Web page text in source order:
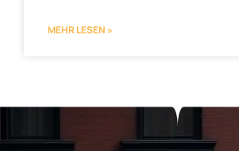
MEHR LESEN »